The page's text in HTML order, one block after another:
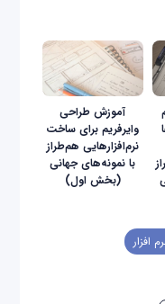
آموزش طراحی
وایرفریم‌ برای ساخت
نرم‌افزارهایی هم‌طراز
با نمونه‌های جهانی
(بخش اول)
افزار